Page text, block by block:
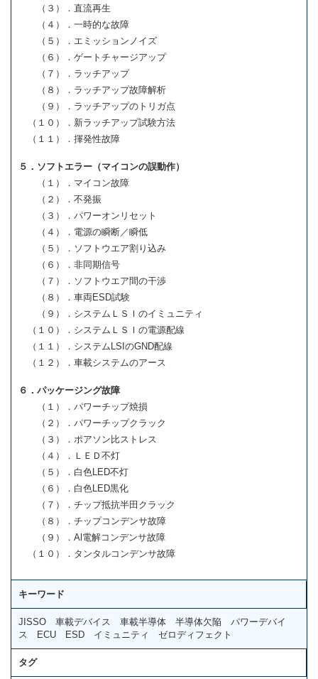
（３）．直流再生
（４）．一時的な故障
（５）．エミッションノイズ
（６）．ゲートチャージアップ
（７）．ラッチアップ
（８）．ラッチアップ故障解析
（９）．ラッチアップのトリガ点
（１０）．新ラッチアップ試験方法
（１１）．揮発性故障
５．ソフトエラー（マイコンの誤動作）
（１）．マイコン故障
（２）．不発振
（３）．パワーオンリセット
（４）．電源の瞬断／瞬低
（５）．ソフトウエア割り込み
（６）．非同期信号
（７）．ソフトウエア間の干渉
（８）．車両ESD試験
（９）．システムＬＳＩのイミュニティ
（１０）．システムＬＳＩの電源配線
（１１）．システムLSIのGND配線
（１２）．車載システムのアース
６．パッケージング故障
（１）．パワーチップ焼損
（２）．パワーチップクラック
（３）．ポアソン比ストレス
（４）．ＬＥＤ不灯
（５）．白色LED不灯
（６）．白色LED黒化
（７）．チップ抵抗半田クラック
（８）．チップコンデンサ故障
（９）．Al電解コンデンサ故障
（１０）．タンタルコンデンサ故障
キーワード
JISSO 車載デバイス 車載半導体 半導体欠陥 パワーデバイ
ス ECU ESD イミュニティ ゼロディフェクト
タグ